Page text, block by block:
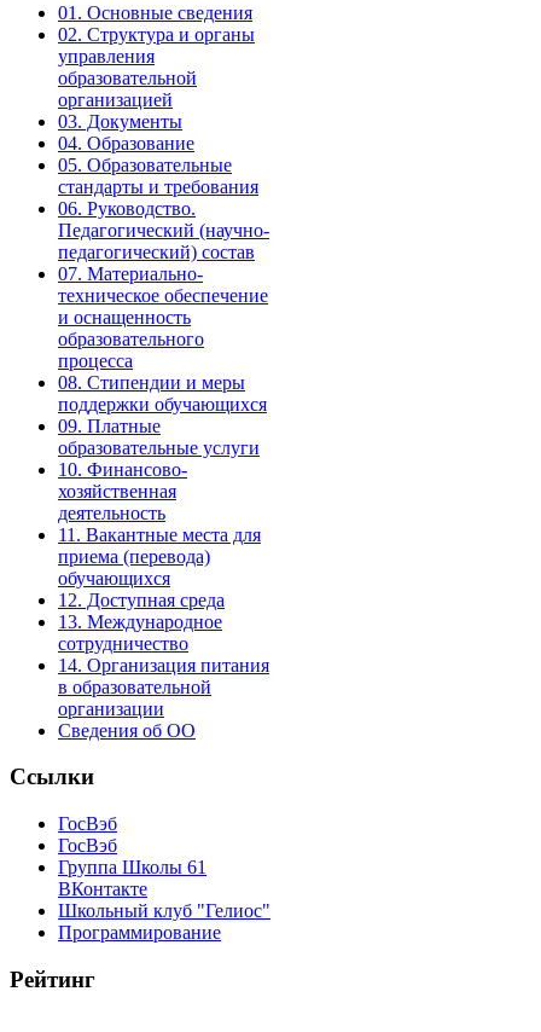
01. Основные сведения
02. Структура и органы
управления
образовательной
организацией
03. Документы
04. Образование
05. Образовательные
стандарты и требования
06. Руководство.
Педагогический (научно-
педагогический) состав
07. Материально-
техническое обеспечение
и оснащенность
образовательного
процесса
08. Стипендии и меры
поддержки обучающихся
09. Платные
образовательные услуги
10. Финансово-
хозяйственная
деятельность
11. Вакантные места для
приема (перевода)
обучающихся
12. Доступная среда
13. Международное
сотрудничество
14. Организация питания
в образовательной
организации
Сведения об ОО
Ссылки
ГосВэб
ГосВэб
Группа Школы 61
ВКонтакте
Школьный клуб "Гелиос"
Программирование
Рейтинг